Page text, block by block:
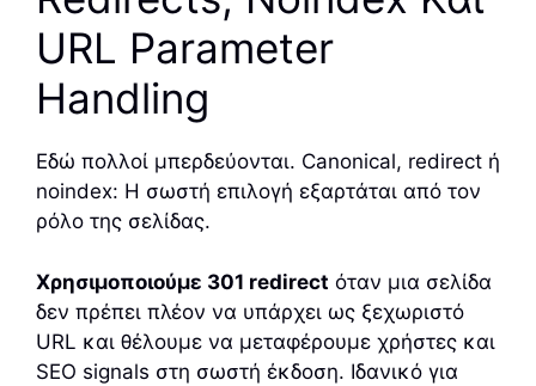
URL Parameter
Handling
Εδώ πολλοί μπερδεύονται. Canonical, redirect ή
noindex: Η σωστή επιλογή εξαρτάται από τον
ρόλο της σελίδας.
Χρησιμοποιούμε 301 redirect όταν μια σελίδα
δεν πρέπει πλέον να υπάρχει ως ξεχωριστό
URL και θέλουμε να μεταφέρουμε χρήστες και
SEO signals στη σωστή έκδοση. Ιδανικό για